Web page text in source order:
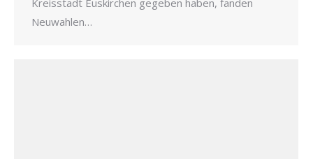
Neuwahlen…